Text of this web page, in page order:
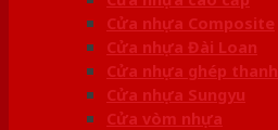
Cửa nhựa Composite
Cửa nhựa Đài Loan
Cửa nhựa ghép thanh
Cửa nhựa Sungyu
Cửa vòm nhựa